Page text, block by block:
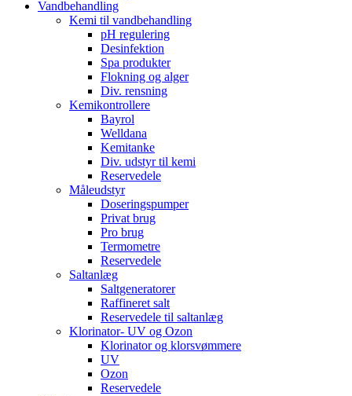
Vandbehandling
Kemi til vandbehandling
pH regulering
Desinfektion
Spa produkter
Flokning og alger
Div. rensning
Kemikontrollere
Bayrol
Welldana
Kemitanke
Div. udstyr til kemi
Reservedele
Måleudstyr
Doseringspumper
Privat brug
Pro brug
Termometre
Reservedele
Saltanlæg
Saltgeneratorer
Raffineret salt
Reservedele til saltanlæg
Klorinator- UV og Ozon
Klorinator og klorsvømmere
UV
Ozon
Reservedele